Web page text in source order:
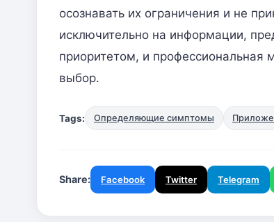
осознавать их ограничения и не
исключительно на информации,
приоритетом, и профессиональная
выбор.
Tags: Определяющие симптомы
Share: Facebook Twitter Telegram